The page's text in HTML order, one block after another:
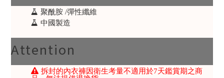
聚酰胺 /彈性纖維
中國製造
Attention
拆封的內衣褲因衛生考量不適用於7天鑑賞期之商